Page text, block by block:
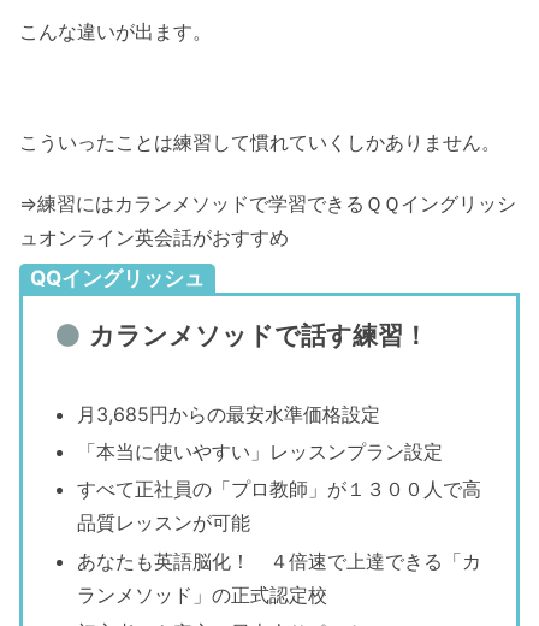
こんな違いが出ます。
こういったことは練習して慣れていくしかありません。
⇒練習にはカランメソッドで学習できるＱＱイングリッシ
ュオンライン英会話がおすすめ
QQイングリッシュ
カランメソッドで話す練習！
月3,685円からの最安水準価格設定
「本当に使いやすい」レッスンプラン設定
すべて正社員の「プロ教師」が１３００人で高
品質レッスンが可能
あなたも英語脳化！ ４倍速で上達できる「カ
ランメソッド」の正式認定校